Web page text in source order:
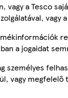
vagy a Tesco
a jogaidat
személyes
vagy